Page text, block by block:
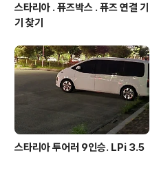
스타리아 . 퓨즈박스 . 퓨즈 연결 기
기 찾기
스타리아 투어러 9인승. LPi 3.5